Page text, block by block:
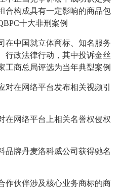
合构成具有一定影响的商品包
十大非刑案例
在中国就立体商标、知名服务
行政法律行动，其中投诉金丝
工商总局评选为当年典型案例
对在网络平台发布相关视频引
在网络平台上相关名誉权侵权
品牌丹麦洛科威公司获得驰名
作伙伴涉及核心业务商标的商